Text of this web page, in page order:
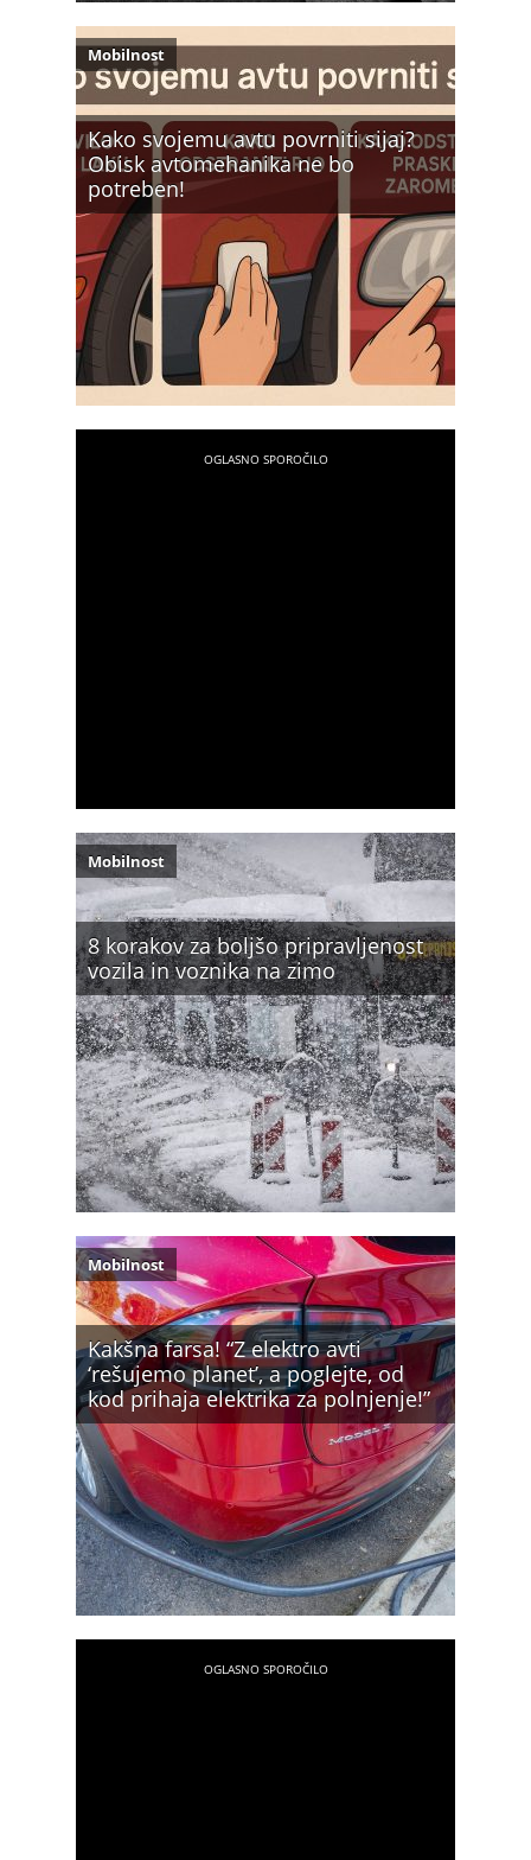
Kako svojemu avtu povrniti sijaj?
Obisk avtomehanika ne bo
potreben!
Mobilnost
8 korakov za boljšo pripravljenost
vozila in voznika na zimo
Mobilnost
Kakšna farsa! “Z elektro avti
‘rešujemo planet’, a poglejte, od
kod prihaja elektrika za polnjenje!”
Mobilnost